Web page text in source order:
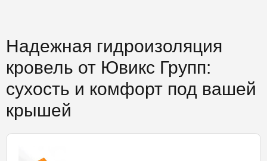
Надежная гидроизоляция
кровель от Ювикс Групп:
сухость и комфорт под вашей
крышей